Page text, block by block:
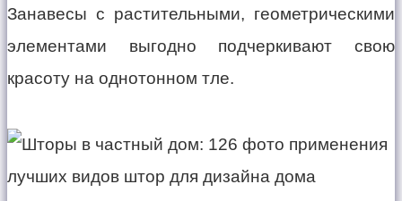
Занавесы с растительными, геометрическими
элементами выгодно подчеркивают свою
красоту на однотонном тле.